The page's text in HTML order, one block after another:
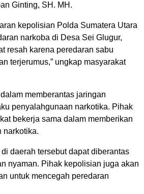
Ginting, SH. MH.
kepolisian Polda Sumatera Utara
narkoba di Desa Sei Glugur,
resah karena peredaran sabu
terjerumus,” ungkap masyarakat
memberantas jaringan
penyalahgunaan narkotika. Pihak
bekerja sama dalam memberikan
narkotika.
daerah tersebut dapat diberantas
nyaman. Pihak kepolisian juga akan
untuk mencegah peredaran